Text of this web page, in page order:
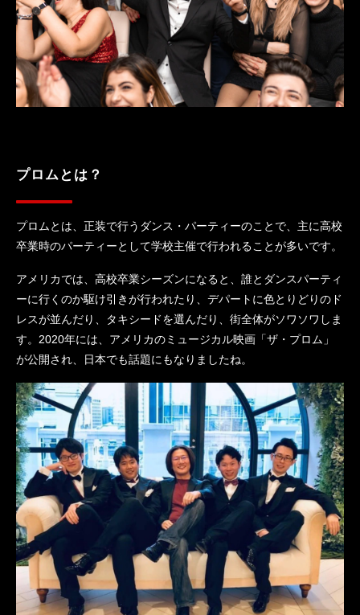
プロムとは？
プロムとは、正装で行うダンス・パーティーのことで、主に高校
卒業時のパーティーとして学校主催で行われることが多いです。
アメリカでは、高校卒業シーズンになると、誰とダンスパーティ
ーに行くのか駆け引きが行われたり、デパートに色とりどりのド
レスが並んだり、タキシードを選んだり、街全体がソワソワしま
す。2020年には、アメリカのミュージカル映画「ザ・プロム」
が公開され、日本でも話題にもなりましたね。